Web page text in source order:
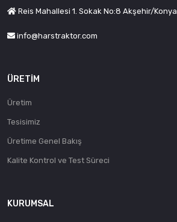
Reis Mahallesi 1. Sokak No:8 Akşehir/Konya
info@harstraktor.com
ÜRETIM
Üretim
Tesisimiz
Üretime Genel Bakış
Kalite Kontrol ve Test Süreci
KURUMSAL